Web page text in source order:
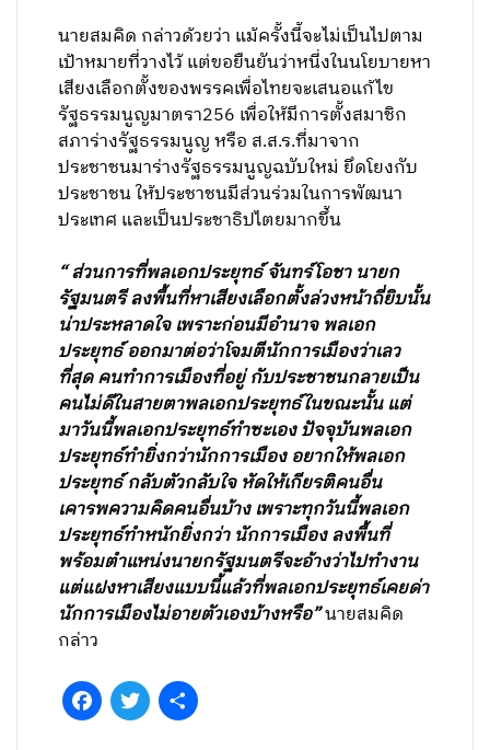
นายสมคิด กล่าวด้วยว่า แม้ครั้งนี้จะไม่เป็นไปตาม
เป้าหมายที่วางไว้ แต่ขอยืนยันว่าหนี่งในนโยบายหา
เสียงเลือกตั้งของพรรคเพื่อไทยจะเสนอแก้ไข
รัฐธรรมนูญมาตรา256 เพื่อให้มีการตั้งสมาชิก
สภาร่างรัฐธรรมนูญ หรือ ส.ส.ร.ที่มาจาก
ประชาชนมาร่างรัฐธรรมนูญฉบับใหม่ ยึดโยงกับ
ประชาชน ให้ประชาชนมีส่วนร่วมในการพัฒนา
ประเทศ และเป็นประชาธิปไตยมากขึ้น
“ ส่วนการที่พลเอกประยุทธ์ จันทร์โอชา นายก
รัฐมนตรี ลงพื้นที่หาเสียงเลือกตั้งล่วงหน้าถี่ยิบนั้น
น่าประหลาดใจ เพราะก่อนมีอำนาจ พลเอก
ประยุทธ์ ออกมาต่อว่าโจมตีนักการเมืองว่าเลว
ที่สุด คนทำการเมืองที่อยู่ กับประชาชนกลายเป็น
คนไม่ดีในสายตาพลเอกประยุทธ์ในขณะนั้น แต่
มาวันนี้พลเอกประยุทธ์ทำซะเอง ปัจจุบันพลเอก
ประยุทธ์ทำยิ่งกว่านักการเมือง อยากให้พลเอก
ประยุทธ์ กลับตัวกลับใจ หัดให้เกียรติคนอื่น
เคารพความคิดคนอื่นบ้าง เพราะทุกวันนี้พลเอก
ประยุทธ์ทำหนักยิ่งกว่า นักการเมือง ลงพื้นที่
พร้อมตำแหน่งนายกรัฐมนตรีจะอ้างว่าไปทำงาน
แต่แฝงหาเสียงแบบนี้แล้วที่พลเอกประยุทธ์เคยด่า
นักการเมืองไม่อายตัวเองบ้างหรือ”นายสมคิด
กล่าว
FacebookTwitter